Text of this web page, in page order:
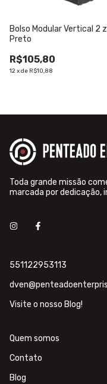
Bolso Modular Vertical 2
Preto
R$105,80
12xde R$10,88
Toda grande missão
marcada por dedicação,
551122953113
Visite o nosso Blog!
Quem somos
Contato
Blog